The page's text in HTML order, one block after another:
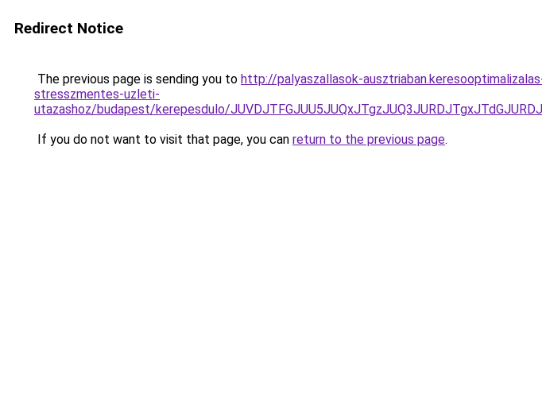
Redirect Notice
The previous page is sending you to http://palyaszallasok-
stresszmentes-uzleti-
utazashoz/budapest/kerepesdulo/
If you do not want to visit that page, you can return to the previous page.